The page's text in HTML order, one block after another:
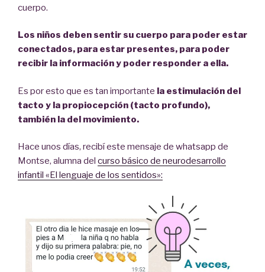
cuerpo.
Los niños deben sentir su cuerpo para poder estar
conectados, para estar presentes, para poder
recibir la información y poder responder a ella.
Es por esto que es tan importante la estimulación del
tacto y la propiocepción (tacto profundo),
también la del movimiento.
Hace unos días, recibí este mensaje de whatsapp de
Montse, alumna del curso básico de neurodesarrollo
infantil «El lenguaje de los sentidos»: